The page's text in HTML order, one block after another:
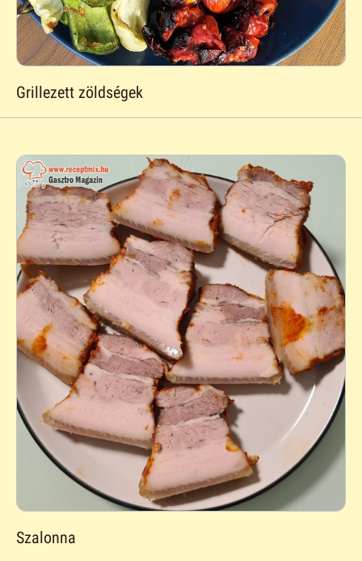
Grillezett zöldségek
Szalonna